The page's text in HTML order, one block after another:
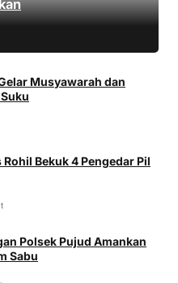
Musyawarah dan
Bekuk 4 Pengedar Pil
Polsek Pujud Amankan
Sabu